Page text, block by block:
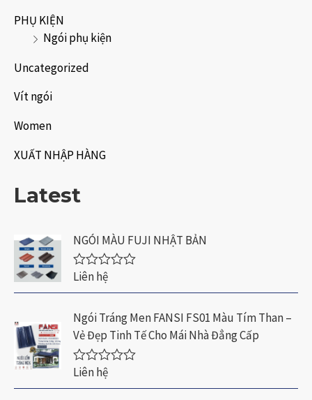
PHỤ KIỆN
Ngói phụ kiện
Uncategorized
Vít ngói
Women
XUẤT NHẬP HÀNG
Latest
NGÓI MÀU FUJI NHẬT BẢN
Đ
c
x
ế
p
h
ạ
Liên hệ
Ngói Tráng Men FANSI FS01 Màu Tím Than –
Vẻ Đẹp Tinh Tế Cho Mái Nhà Đẳng Cấp
Đ
Liên hệ